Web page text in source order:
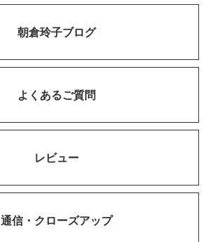
朝倉玲子ブログ
よくあるご質問
レビュー
通信・ クローズアップ